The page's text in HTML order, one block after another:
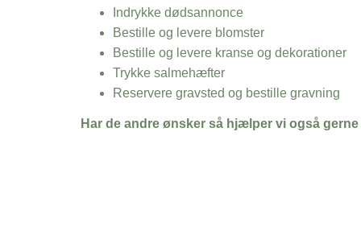
Indrykke dødsannonce
Bestille og levere blomster
Bestille og levere kranse og dekorationer
Trykke salmehæfter
Reservere gravsted og bestille gravning
Har de andre ønsker så hjælper vi også gerne